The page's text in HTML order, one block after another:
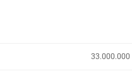
33.000.000